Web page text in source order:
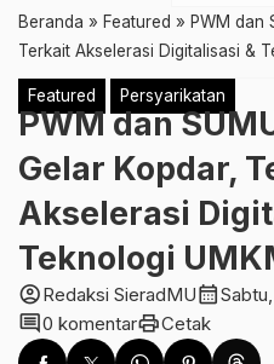
Beranda » Featured » PWM dan
Terkait Akselerasi Digitalisasi &
Featured Persyarikatan
PWM dan
Gelar Kopdar,
Akselerasi
Teknologi
account_circleRedaksi SieradMUcalendar_month
comment0 komentarprintCetak